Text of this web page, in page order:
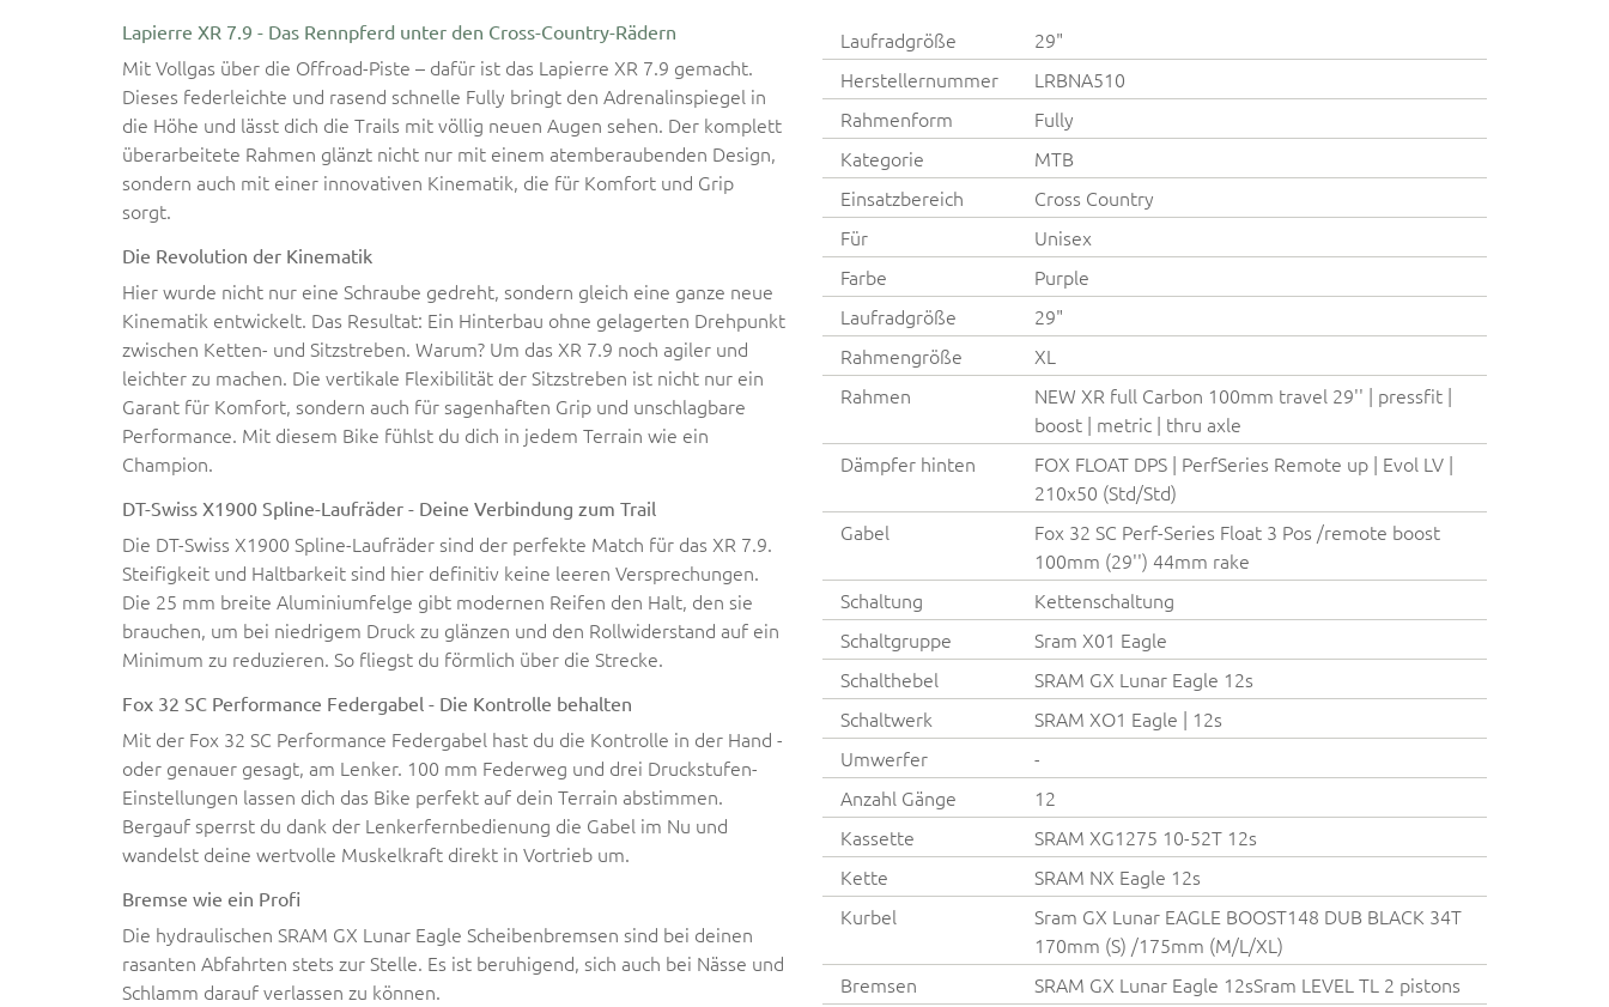
Lapierre XR 7.9 - Das Rennpferd unter den Cross-Country-Rädern
Mit Vollgas über die Offroad-Piste – dafür ist das Lapierre XR 7.9 gemacht.
Dieses federleichte und rasend schnelle Fully bringt den Adrenalinspiegel in
die Höhe und lässt dich die Trails mit völlig neuen Augen sehen. Der komplett
überarbeitete Rahmen glänzt nicht nur mit einem atemberaubenden Design,
sondern auch mit einer innovativen Kinematik, die für Komfort und Grip
sorgt.
Die Revolution der Kinematik
Hier wurde nicht nur eine Schraube gedreht, sondern gleich eine ganze neue
Kinematik entwickelt. Das Resultat: Ein Hinterbau ohne gelagerten Drehpunkt
zwischen Ketten- und Sitzstreben. Warum? Um das XR 7.9 noch agiler und
leichter zu machen. Die vertikale Flexibilität der Sitzstreben ist nicht nur ein
Garant für Komfort, sondern auch für sagenhaften Grip und unschlagbare
Performance. Mit diesem Bike fühlst du dich in jedem Terrain wie ein
Champion.
DT-Swiss X1900 Spline-Laufräder - Deine Verbindung zum Trail
Die DT-Swiss X1900 Spline-Laufräder sind der perfekte Match für das XR 7.9.
Steifigkeit und Haltbarkeit sind hier definitiv keine leeren Versprechungen.
Die 25 mm breite Aluminiumfelge gibt modernen Reifen den Halt, den sie
brauchen, um bei niedrigem Druck zu glänzen und den Rollwiderstand auf ein
Minimum zu reduzieren. So fliegst du förmlich über die Strecke.
Fox 32 SC Performance Federgabel - Die Kontrolle behalten
Mit der Fox 32 SC Performance Federgabel hast du die Kontrolle in der Hand -
oder genauer gesagt, am Lenker. 100 mm Federweg und drei Druckstufen-
Einstellungen lassen dich das Bike perfekt auf dein Terrain abstimmen.
Bergauf sperrst du dank der Lenkerfernbedienung die Gabel im Nu und
wandelst deine wertvolle Muskelkraft direkt in Vortrieb um.
Bremse wie ein Profi
Die hydraulischen SRAM GX Lunar Eagle Scheibenbremsen sind bei deinen
rasanten Abfahrten stets zur Stelle. Es ist beruhigend, sich auch bei Nässe und
Schlamm darauf verlassen zu können.
Laufradgröße
29"
Herstellernummer
LRBNA510
Rahmenform
Fully
Kategorie
MTB
Einsatzbereich
Cross Country
Für
Unisex
Farbe
Purple
Laufradgröße
29"
Rahmengröße
XL
Rahmen
NEW XR full Carbon 100mm travel 29'' | pressfit |
boost | metric | thru axle
Dämpfer hinten
FOX FLOAT DPS | PerfSeries Remote up | Evol LV |
210x50 (Std/Std)
Gabel
Fox 32 SC Perf-Series Float 3 Pos /remote boost
100mm (29'') 44mm rake
Schaltung
Kettenschaltung
Schaltgruppe
Sram X01 Eagle
Schalthebel
SRAM GX Lunar Eagle 12s
Schaltwerk
SRAM XO1 Eagle | 12s
Umwerfer
-
Anzahl Gänge
12
Kassette
SRAM XG1275 10-52T 12s
Kette
SRAM NX Eagle 12s
Kurbel
Sram GX Lunar EAGLE BOOST148 DUB BLACK 34T
170mm (S) /175mm (M/L/XL)
Bremsen
SRAM GX Lunar Eagle 12sSram LEVEL TL 2 pistons